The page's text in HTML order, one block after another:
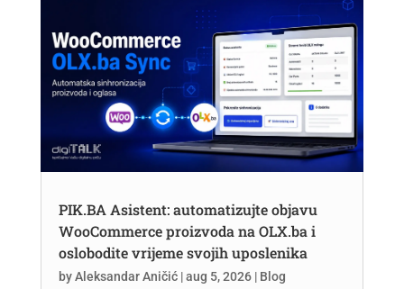
PIK.BA Asistent: automatizujte objavu
WooCommerce proizvoda na OLX.ba i
oslobodite vrijeme svojih uposlenika
byAleksandar Aničić|aug 5, 2026| Blog